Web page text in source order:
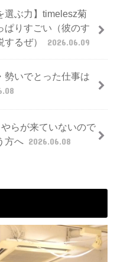
選ぶ力】timelesz菊
ぱりすごい（彼のす
するぜ）
2026.06.09
勢いでとった仕事は
やらが来ていないので
方へ 2026.06.08